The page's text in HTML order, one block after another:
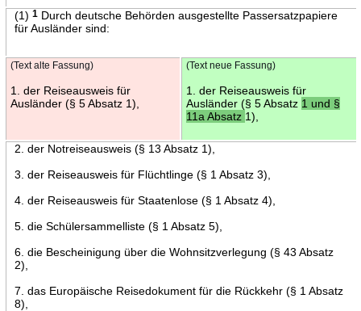
(1) 1Durch deutsche Behörden ausgestellte Passersatzpapiere
für Ausländer sind:
(Text alte Fassung)
1. der Reiseausweis für
Ausländer (§ 5 Absatz 1),
(Text neue Fassung)
1. der Reiseausweis für
Ausländer (§ 5 Absatz 1 und §
11a Absatz 1),
2. der Notreiseausweis (§ 13 Absatz 1),
3. der Reiseausweis für Flüchtlinge (§ 1 Absatz 3),
4. der Reiseausweis für Staatenlose (§ 1 Absatz 4),
5. die Schülersammelliste (§ 1 Absatz 5),
6. die Bescheinigung über die Wohnsitzverlegung (§ 43 Absatz
2),
7. das Europäische Reisedokument für die Rückkehr (§ 1 Absatz
8),